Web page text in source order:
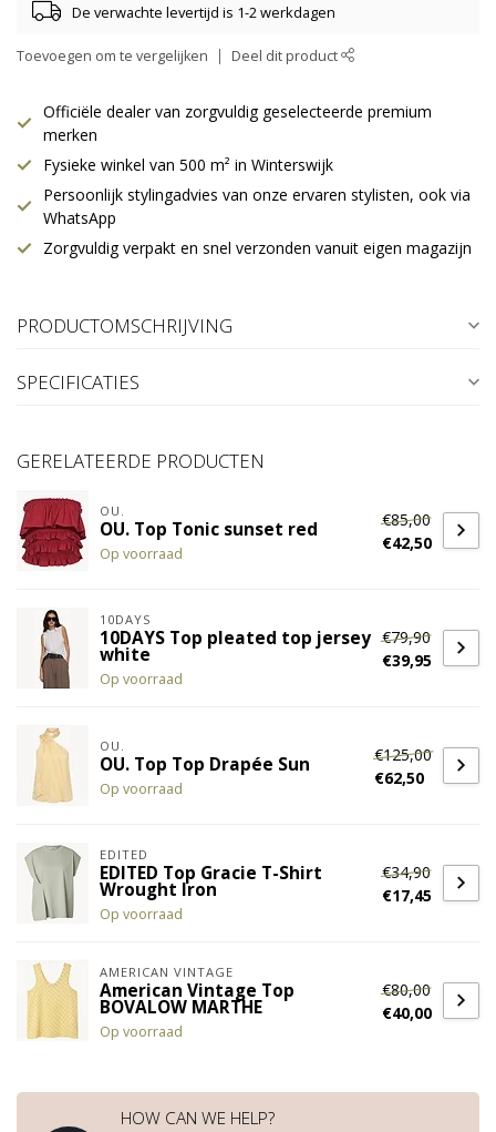
De verwachte levertijd is 1-2 werkdagen
Toevoegen om te vergelijken Deel dit product
Officiële dealer van zorgvuldig geselecteerde premium
merken
Fysieke winkel van 500 m² in Winterswijk
Persoonlijk stylingadvies van onze ervaren stylisten, ook via
WhatsApp
Zorgvuldig verpakt en snel verzonden vanuit eigen magazijn
PRODUCTOMSCHRIJVING
SPECIFICATIES
GERELATEERDE PRODUCTEN
OU.
OU. Top Tonic sunset red
Op voorraad
€85,00
€42,50
10DAYS
10DAYS Top pleated top jersey
white
Op voorraad
€79,90
€39,95
OU.
OU. Top Top Drapée Sun
Op voorraad
€125,00
€62,50
EDITED
EDITED Top Gracie T-Shirt
Wrought Iron
Op voorraad
€34,90
€17,45
AMERICAN VINTAGE
American Vintage Top
BOVALOW MARTHE
Op voorraad
€80,00
€40,00
HOW CAN WE HELP?